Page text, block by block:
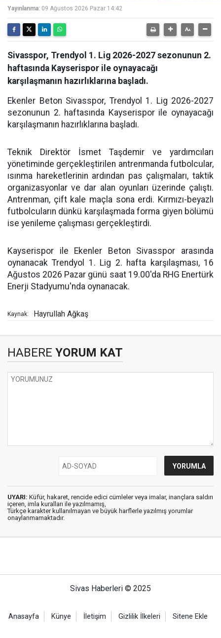
Yayınlanma: 09 Ağustos 2026 Pazar 14:42
Sivasspor, Trendyol 1. Lig 2026-2027 sezonunun 2.
haftasında Kayserispor ile oynayacağı
karşılaşmanın hazırlıklarına başladı.
Ekenler Beton Sivasspor, Trendyol 1. Lig 2026-2027
sezonunun 2. haftasında Kayserispor ile oynayacağı
karşılaşmanın hazırlıklarına başladı.
Teknik Direktör İsmet Taşdemir ve yardımcıları
yönetiminde gerçekleştirilen antrenmanda futbolcular,
ısınma hareketlerinin ardından pas çalışmaları, taktik
organizasyonlar ve dar alan oyunları üzerinde çalıştı.
Antrenman, çift kale maçla sona erdi. Kırmızı-beyazlı
futbolcuların dünkü karşılaşmada forma giyen bölümü
ise yenileme çalışması gerçekleştirdi.
Kayserispor ile Ekenler Beton Sivasspor arasında
oynanacak Trendyol 1. Lig 2. hafta karşılaşması, 16
Ağustos 2026 Pazar günü saat 19.00'da RHG Enertürk
Enerji Stadyumu'nda oynanacak.
Kaynak: Hayrullah Ağkaş
HABERE YORUM KAT
UYARI: Küfür, hakaret, rencide edici cümleler veya imalar, inançlara saldırı
içeren, imla kuralları ile yazılmamış,
Türkçe karakter kullanılmayan ve büyük harflerle yazılmış yorumlar
onaylanmamaktadır.
Sivas Haberleri © 2025
Anasayfa Künye İletişim Gizlilik İlkeleri Sitene Ekle